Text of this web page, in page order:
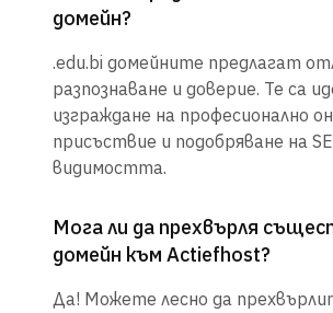
домейн?
.edu.bi домейните предлагат
разпознаване и доверие. Те са
изграждане на професионално
присъствие и подобряване на
видимостта.
Мога ли да прехвърля
домейн към Actiefhost?
Да! Можете лесно да